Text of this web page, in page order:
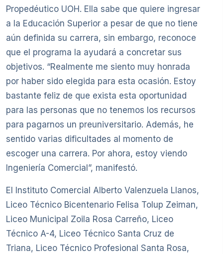
Propedéutico UOH. Ella sabe que quiere ingresar
a la Educación Superior a pesar de que no tiene
aún definida su carrera, sin embargo, reconoce
que el programa la ayudará a concretar sus
objetivos. “Realmente me siento muy honrada
por haber sido elegida para esta ocasión. Estoy
bastante feliz de que exista esta oportunidad
para las personas que no tenemos los recursos
para pagarnos un preuniversitario. Además, he
sentido varias dificultades al momento de
escoger una carrera. Por ahora, estoy viendo
Ingeniería Comercial”, manifestó.
El Instituto Comercial Alberto Valenzuela Llanos,
Liceo Técnico Bicentenario Felisa Tolup Zeiman,
Liceo Municipal Zoila Rosa Carreño, Liceo
Técnico A-4, Liceo Técnico Santa Cruz de
Triana, Liceo Técnico Profesional Santa Rosa,